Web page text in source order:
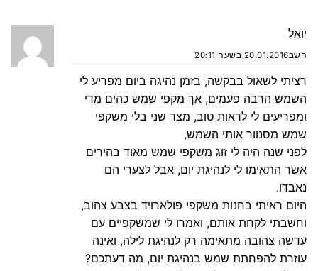
יואל
20.01.2016 בשעה 20:11השב
רציתי לשאול בבקשה, בזמן נהיגה ביום מפריע לי
השמש הרבה פעמים, אך מקפי שמש כהים מדי
ומפריעים לי לראות טוב, מצד שני בלי משקפי
שמש מסנוור אותי השמש,
לפני שנה היה לי זוג משקפי שמש מאוד בהירים
אשר התאימו לי לנהיגת יום, אבל לצערי הם
נאבדו.
היום ראיתי בחנות משקפי פולארויד בצבע צהוב,
וחשבתי לקחת אותם, ואמרו לי שמשקפיים עם
עדשה צהובה מתאימה רק לנהיגת לילה, ואינה
עוזרת להפחתת שמש בנהיגת יום, מה דעתכם?